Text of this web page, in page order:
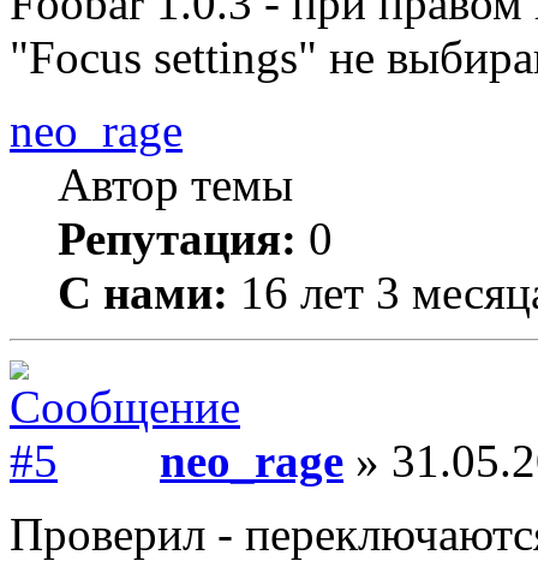
"Focus settings" не
neo_rage
Автор темы
Репутация: 0
С нами: 16 лет 3
neo_rage »
Проверил -